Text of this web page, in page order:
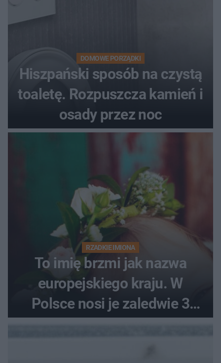
DOMOWE PORZĄDKI
Hiszpański sposób na czystą
toaletę. Rozpuszcza kamień i
osady przez noc
RZADKIE IMIONA
To imię brzmi jak nazwa
europejskiego kraju. W
Polsce nosi je zaledwie 3
kobiety